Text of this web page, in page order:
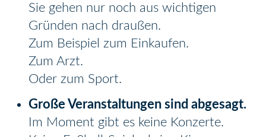
Sie gehen nur noch aus wichtigen
Gründen nach draußen.
Zum Beispiel zum Einkaufen.
Zum Arzt.
Oder zum Sport.
Große Veranstaltungen sind abgesagt.
Im Moment gibt es keine Konzerte.